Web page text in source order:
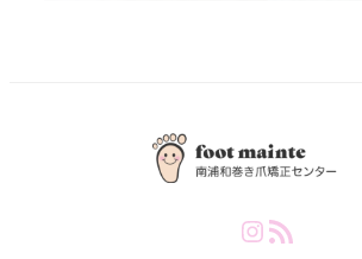
InstagramRSS Feed